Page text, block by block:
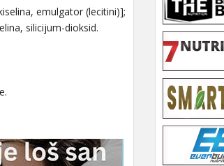
emulgator (lecitini)];
silicijum-dioksid.